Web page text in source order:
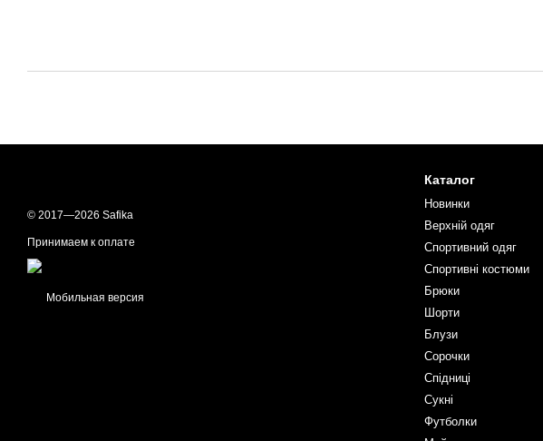
© 2017—2026 Safika
Принимаем к оплате
Мобильная версия
Каталог
Новинки
Верхній одяг
Спортивний одяг
Спортивні костюми
Брюки
Шорти
Блузи
Сорочки
Спідниці
Сукні
Футболки